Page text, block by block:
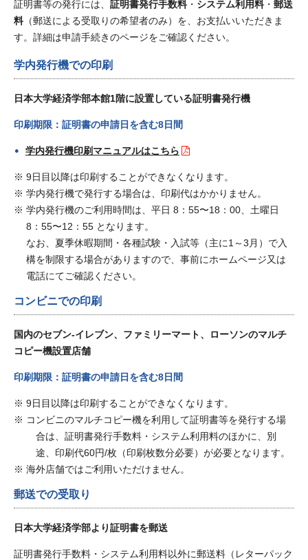
証明書等の発行には、 証明書発行手数料・ システム利用料・ 郵送
料（郵送による受取りの希望者のみ）を、お支払いいただきま
す。詳細は申請手続きのページをご確認ください。
学内発行機での印刷
日本大学経済学部本館1階に設置している証明書発行機
印刷期限：証明書の申請日を含む8日間
学内発行機印刷マニュアルはこちら
9日目以降は印刷することができなくなります。
学内発行機で発行する場合は、印刷代はかかりません。
学内発行機のご利用時間は、平日 8：55〜18：00、土曜日
8：55〜12：55 となります。
なお、夏季休暇期間・各種試験・入試等（主に1～3月）で入
構を制限する場合がありますので、事前にホームページ又は
電話にてご確認ください。
コンビニでの印刷
国内のセブン-イレブン、ファミリーマート、ローソンのマルチ
コピー機設置店舗
印刷期限：証明書の申請日を含む8日間
9日目以降は印刷することができなくなります。
コンビニのマルチコピー機を利用して証明書等を発行する場
合は、証明書発行手数料・システム利用料のほかに、別
途、印刷代60円/枚（印刷枚数分必要）が必要となります。
海外店舗ではご利用いただけません。
郵送での受取り
日本大学経済学部より証明書を郵送
証明書発行手数料・システム利用料以外に郵送料（レターパック